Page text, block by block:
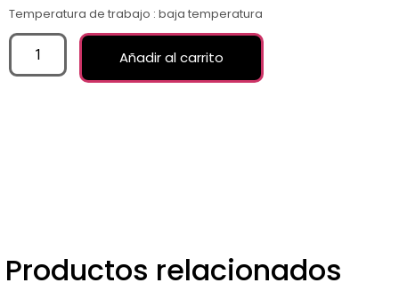
Temperatura de trabajo : baja temperatura
Añadir al carrito
Productos relacionados